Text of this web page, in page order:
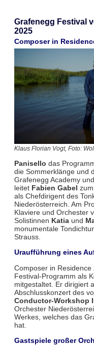
Grafenegg Festival
2025
Composer in
Klaus Florian Vogt, Foto:
Panisello das
die Sommerklänge und
Grafenegg Academy
leitet Fabien Gabel
als Chefdirigent des
Niederösterreich. Am
Klaviere und Orchester
Solistinnen Katia und
monumentale
Strauss.
Uraufführung eines
Composer in Residence
Festival-Programm als
mitgestaltet. Er dirigiert
Abschlusskonzert des
Conductor-Workshop
Orchester
Werkes, welches das
hat.
Gastspiele großer